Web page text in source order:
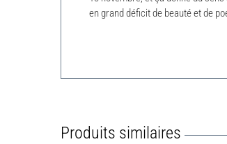
en grand déficit de beauté et de
Produits similaires